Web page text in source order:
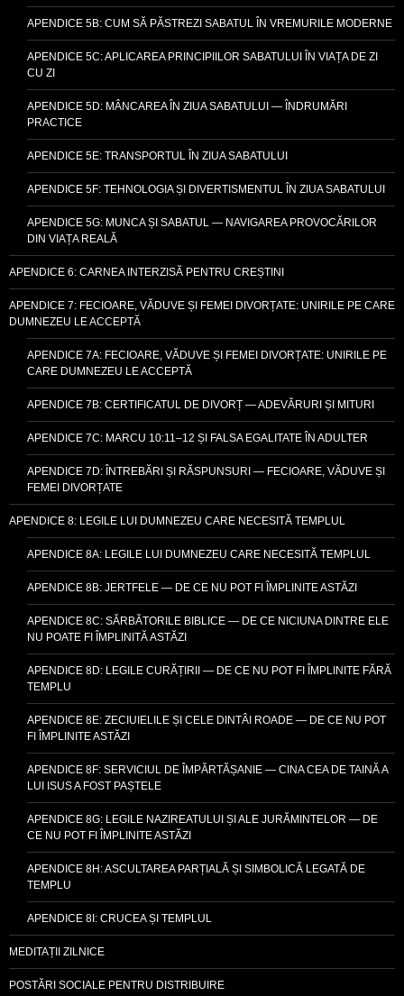
APENDICE 5B: CUM SĂ PĂSTREZI SABATUL ÎN VREMURILE MODERNE
APENDICE 5C: APLICAREA PRINCIPIILOR SABATULUI ÎN VIAȚA DE ZI
CU ZI
APENDICE 5D: MÂNCAREA ÎN ZIUA SABATULUI — ÎNDRUMĂRI
PRACTICE
APENDICE 5E: TRANSPORTUL ÎN ZIUA SABATULUI
APENDICE 5F: TEHNOLOGIA ȘI DIVERTISMENTUL ÎN ZIUA SABATULUI
APENDICE 5G: MUNCA ȘI SABATUL — NAVIGAREA PROVOCĂRILOR
DIN VIAȚA REALĂ
APENDICE 6: CARNEA INTERZISĂ PENTRU CREȘTINI
APENDICE 7: FECIOARE, VĂDUVE ȘI FEMEI DIVORȚATE: UNIRILE PE CARE
DUMNEZEU LE ACCEPTĂ
APENDICE 7A: FECIOARE, VĂDUVE ȘI FEMEI DIVORȚATE: UNIRILE PE
CARE DUMNEZEU LE ACCEPTĂ
APENDICE 7B: CERTIFICATUL DE DIVORȚ — ADEVĂRURI ȘI MITURI
APENDICE 7C: MARCU 10:11–12 ȘI FALSA EGALITATE ÎN ADULTER
APENDICE 7D: ÎNTREBĂRI ȘI RĂSPUNSURI — FECIOARE, VĂDUVE ȘI
FEMEI DIVORȚATE
APENDICE 8: LEGILE LUI DUMNEZEU CARE NECESITĂ TEMPLUL
APENDICE 8A: LEGILE LUI DUMNEZEU CARE NECESITĂ TEMPLUL
APENDICE 8B: JERTFELE — DE CE NU POT FI ÎMPLINITE ASTĂZI
APENDICE 8C: SĂRBĂTORILE BIBLICE — DE CE NICIUNA DINTRE ELE
NU POATE FI ÎMPLINITĂ ASTĂZI
APENDICE 8D: LEGILE CURĂȚIRII — DE CE NU POT FI ÎMPLINITE FĂRĂ
TEMPLU
APENDICE 8E: ZECIUIELILE ȘI CELE DINTÂI ROADE — DE CE NU POT
FI ÎMPLINITE ASTĂZI
APENDICE 8F: SERVICIUL DE ÎMPĂRTĂȘANIE — CINA CEA DE TAINĂ A
LUI ISUS A FOST PAȘTELE
APENDICE 8G: LEGILE NAZIREATULUI ȘI ALE JURĂMINTELOR — DE
CE NU POT FI ÎMPLINITE ASTĂZI
APENDICE 8H: ASCULTAREA PARȚIALĂ ȘI SIMBOLICĂ LEGATĂ DE
TEMPLU
APENDICE 8I: CRUCEA ȘI TEMPLUL
MEDITAȚII ZILNICE
POSTĂRI SOCIALE PENTRU DISTRIBUIRE